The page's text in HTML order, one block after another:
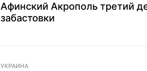
Афинский Акрополь третий
забастовки
УКРАИНА